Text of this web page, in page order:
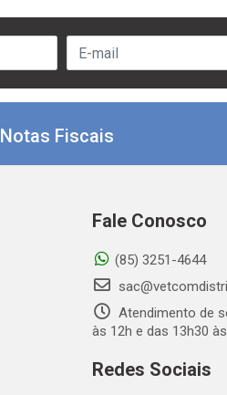
Notas Fiscais
Fale Conosco
(85) 3251-4644
Atendimento de
às 12h e das 13h30
Redes Sociais